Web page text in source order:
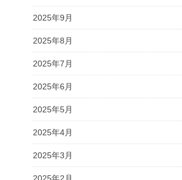
2025年9月
2025年8月
2025年7月
2025年6月
2025年5月
2025年4月
2025年3月
2025年2月